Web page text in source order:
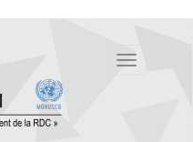
Toggle